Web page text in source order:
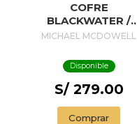
COFRE
BLACKWATER /
BLACKWATER
MICHAEL MCDOWELL
Disponible
S/ 279.00
Comprar